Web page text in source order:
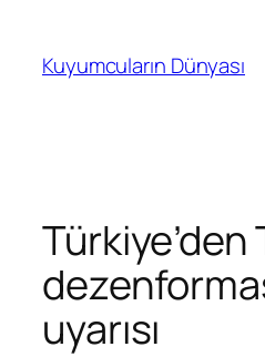
Kuyumcuların Dünyası
Türkiye’den
uyarısı